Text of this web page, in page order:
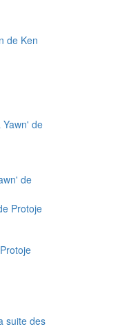
de Ken
de